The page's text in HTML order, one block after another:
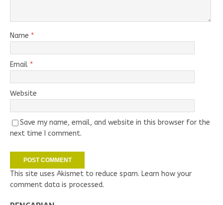
Name *
Email *
Website
Save my name, email, and website in this browser for the
next time I comment.
This site uses Akismet to reduce spam. Learn how your
comment data is processed.